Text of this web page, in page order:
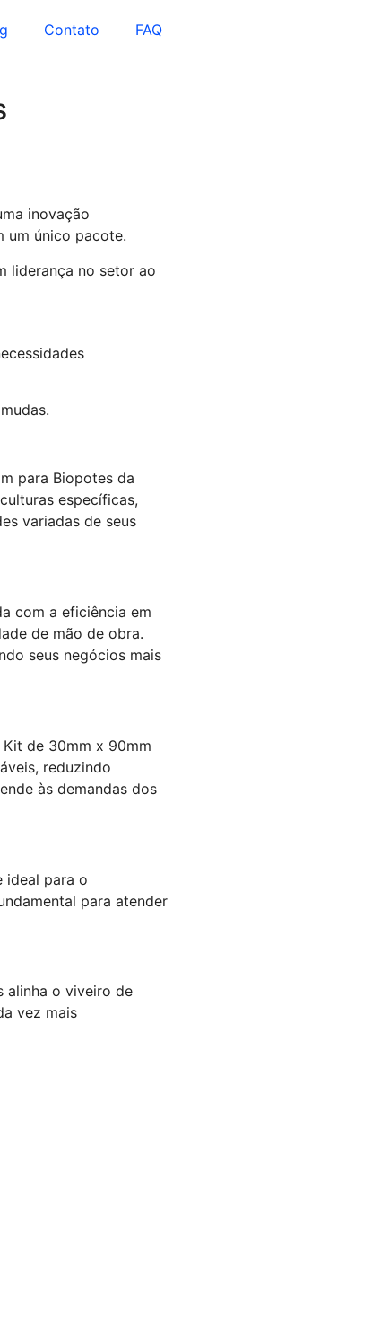
Contato FAQ
inovação
um único pacote.
liderança no setor ao
para Biopotes da
específicas,
variadas de seus
com a eficiência em
de mão de obra.
seus negócios mais
de 30mm x 90mm
reduzindo
às demandas dos
ideal para o
para atender
alinha o viveiro de
vez mais